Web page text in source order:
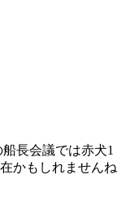
長会議では赤犬1
かもしれませんね